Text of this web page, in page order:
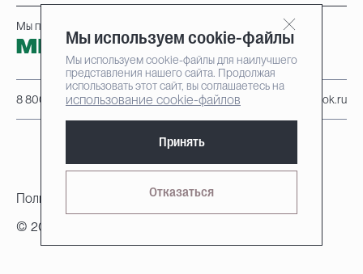
8 800 222-95-25 info@zzok.ru
Мы принимаем к оплате:
© 2010-2026, ZZOK
Политика конфиденциальности
Мы используем cookie-файлы
Мы используем cookie-файлы для наилучшего
представления нашего сайта. Продолжая
использовать этот сайт, вы соглашаетесь на
использование cookie-файлов
Принять
Отказаться